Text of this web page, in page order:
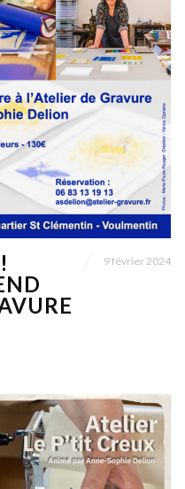
9 février 2024